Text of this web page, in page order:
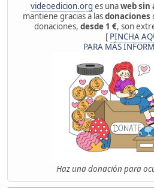
videoedicion.org es unaweb sin
mantiene gracias a lasdonaciones
donaciones, desde 1 €, son
[ PINCHA
PARA MÁS
Haz una donación para